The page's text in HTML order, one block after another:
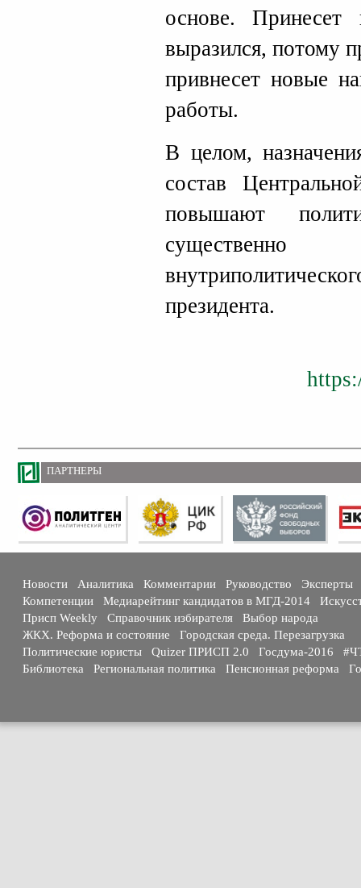
основе.
выразился, потому
привнесет новые
работы.
В целом,
состав
повышают
существенно
президента.
ПАРТНЕРЫ
Новости Аналитика Комментарии Руководство
Эксперты
Компетенции
Медиарейтинг кандидатов в МГД-2014
Присп Weekly
Справочник избирателя
Выбор народа
ЖКХ. Реформа и состояние
Городская среда. Перезагрузка
Политические юристы
Quizer ПРИСП 2.0 Госдума-2016
Библиотека
Региональная политика Пенсионная реформа